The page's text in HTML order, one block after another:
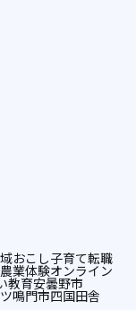
おこし子育て転職
農業体験オンライン
教育安曇野市
鳴門市四国田舎